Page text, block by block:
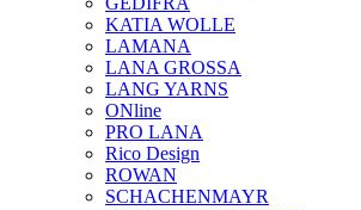
KATIA WOLLE
LAMANA
LANA GROSSA
LANG YARNS
ONline
PRO LANA
Rico Design
ROWAN
SCHACHENMAYR